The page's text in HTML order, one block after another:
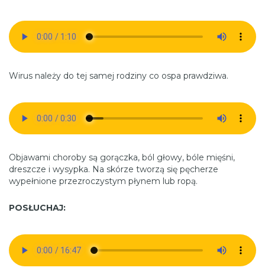
Wirus należy do tej samej rodziny co ospa prawdziwa.
Objawami choroby są gorączka, ból głowy, bóle mięśni,
dreszcze i wysypka. Na skórze tworzą się pęcherze
wypełnione przezroczystym płynem lub ropą.
POSŁUCHAJ: